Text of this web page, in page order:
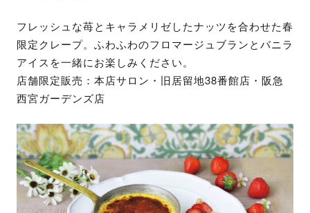
フレッシュな苺とキャラメリゼしたナッツを合わせた春
限定クレープ。ふわふわのフロマージュブランとバニラ
アイスを一緒にお楽しみください。
店舗限定販売：本店サロン・旧居留地38番館店・阪急
西宮ガーデンズ店